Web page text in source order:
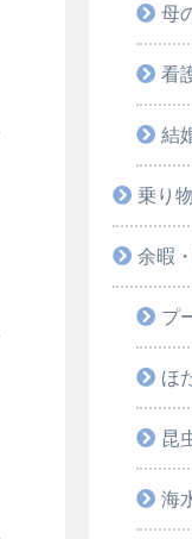
母
看
結
乗り物
余暇
プ
ほ
昆
海